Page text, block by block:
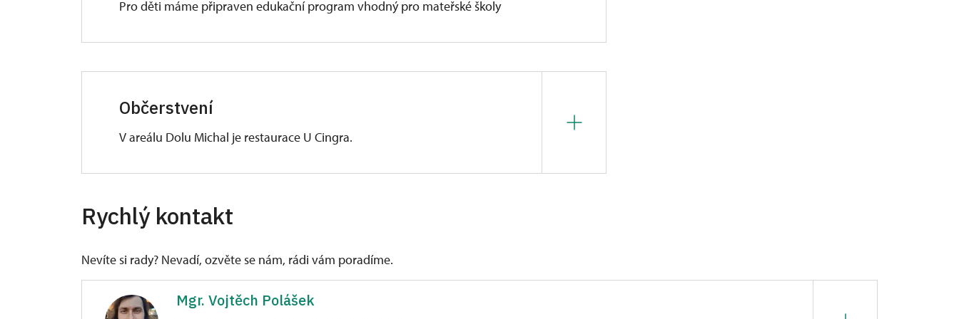
Pro děti máme připraven edukační program vhodný pro mateřské školy
Občerstvení
V areálu Dolu Michal je restaurace U Cingra.
Rychlý kontakt
Nevíte si rady? Nevadí, ozvěte se nám, rádi vám poradíme.
Mgr. Vojtěch Polášek